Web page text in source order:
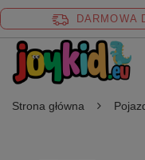
DARMOWA
Strona główna